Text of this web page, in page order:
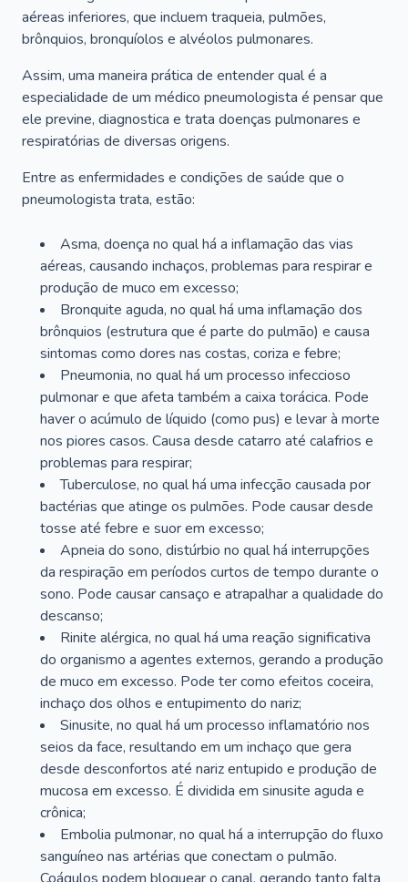
aéreas inferiores, que incluem traqueia, pulmões,
brônquios, bronquíolos e alvéolos pulmonares.
Assim, uma maneira prática de entender qual é a
especialidade de um médico pneumologista é pensar que
ele previne, diagnostica e trata doenças pulmonares e
respiratórias de diversas origens.
Entre as enfermidades e condições de saúde que o
pneumologista trata, estão:
Asma, doença no qual há a inflamação das vias
aéreas, causando inchaços, problemas para respirar e
produção de muco em excesso;
Bronquite aguda, no qual há uma inflamação dos
brônquios (estrutura que é parte do pulmão) e causa
sintomas como dores nas costas, coriza e febre;
Pneumonia, no qual há um processo infeccioso
pulmonar e que afeta também a caixa torácica. Pode
haver o acúmulo de líquido (como pus) e levar à morte
nos piores casos. Causa desde catarro até calafrios e
problemas para respirar;
Tuberculose, no qual há uma infecção causada por
bactérias que atinge os pulmões. Pode causar desde
tosse até febre e suor em excesso;
Apneia do sono, distúrbio no qual há interrupções
da respiração em períodos curtos de tempo durante o
sono. Pode causar cansaço e atrapalhar a qualidade do
descanso;
Rinite alérgica, no qual há uma reação significativa
do organismo a agentes externos, gerando a produção
de muco em excesso. Pode ter como efeitos coceira,
inchaço dos olhos e entupimento do nariz;
Sinusite, no qual há um processo inflamatório nos
seios da face, resultando em um inchaço que gera
desde desconfortos até nariz entupido e produção de
mucosa em excesso. É dividida em sinusite aguda e
crônica;
Embolia pulmonar, no qual há a interrupção do fluxo
sanguíneo nas artérias que conectam o pulmão.